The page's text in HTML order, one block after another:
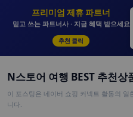
프리미엄 제휴 파트너
믿고 쓰는 파트너사 · 지금 혜택 받으세요
추천 클릭
N스토어 여행 BEST 추천상
이 포스팅은 네이버 쇼핑 커넥트 활동의
니다.